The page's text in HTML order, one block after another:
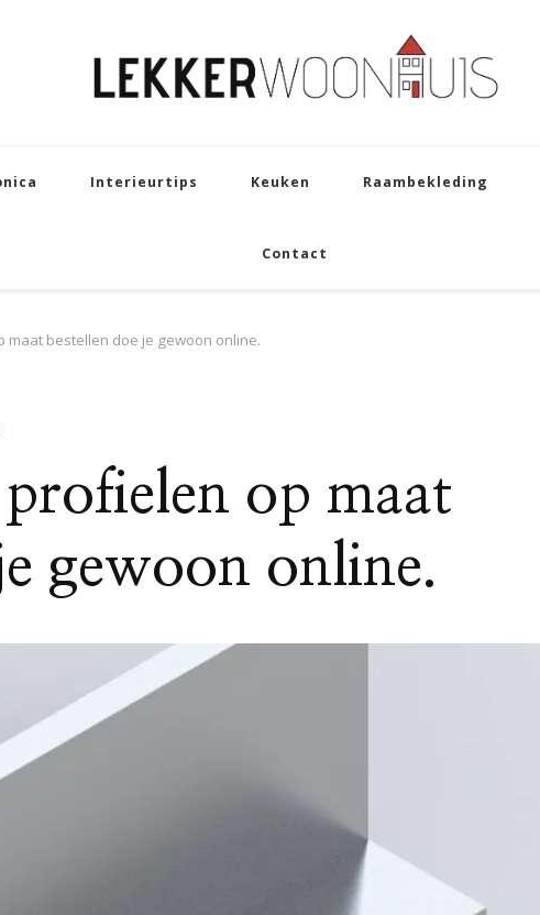
Interieurtips Keuken Raambekleding
Contact
maat bestellen doe je gewoon online.
op maat
gewoon online.